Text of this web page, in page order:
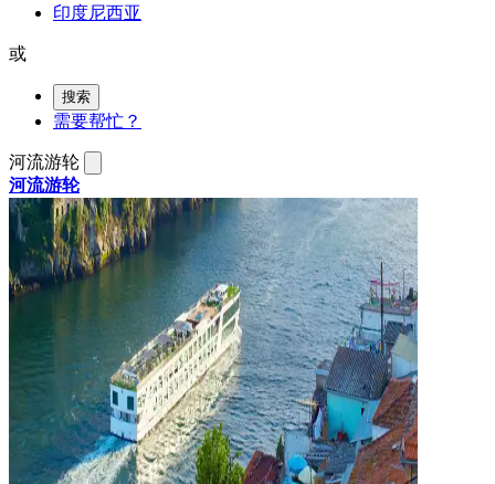
印度尼西亚
或
搜索
需要帮忙？
河流游轮
河流游轮